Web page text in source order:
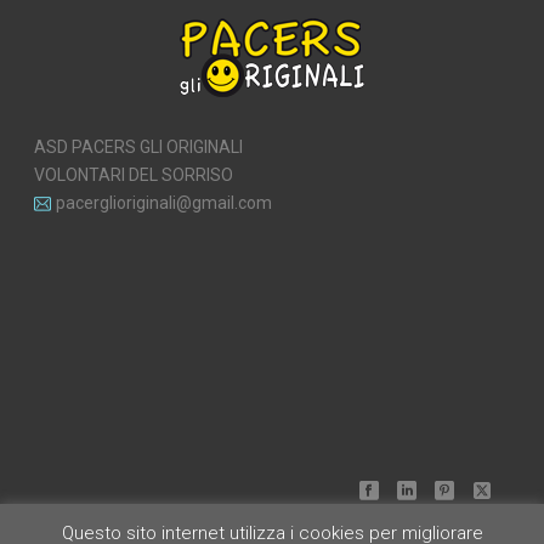
ASD PACERS GLI ORIGINALI
VOLONTARI DEL SORRISO
pacerglioriginali@gmail.com
Questo sito internet utilizza i cookies per migliorare